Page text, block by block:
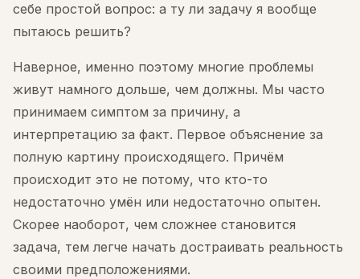
себе простой вопрос: а ту ли задачу я вообще
пытаюсь решить?
Наверное, именно поэтому многие проблемы
живут намного дольше, чем должны. Мы часто
принимаем симптом за причину, а
интерпретацию за факт. Первое объяснение за
полную картину происходящего. Причём
происходит это не потому, что кто-то
недостаточно умён или недостаточно опытен.
Скорее наоборот, чем сложнее становится
задача, тем легче начать достраивать реальность
своими предположениями.